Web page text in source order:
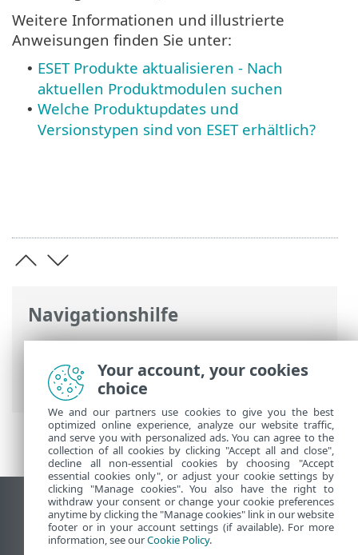
Navigationshilfe
ESET Online-Hilfe>ESET Smart Security
Premium
>Installation> Upgrade auf
eine aktuellere Version
Weitere Informationen und illustrierte
Anweisungen finden Sie unter:
• ESET Produkte aktualisieren - Nach
aktuellen Produktmodulen suchen
• Welche Produktupdates und
Versionstypen sind von ESET erhältlich?
Desktop-Site anzeigen
End of Life
ESET Knowledgebase
Your account, your cookies
choice
We and our partners use cookies to give you the best
optimized online experience, analyze our website traffic,
and serve you with personalized ads. You can agree to the
collection of all cookies by clicking "Accept all and close",
decline all non-essential cookies by choosing "Accept
essential cookies only", or adjust your cookie settings by
clicking "Manage cookies". You also have the right to
withdraw your consent or change your cookie preferences
anytime by clicking the "Manage cookies" link in our website
footer or in your account settings (if available). For more
information, see ourCookie Policy.